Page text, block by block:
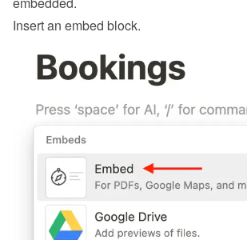
Insert an embed block.